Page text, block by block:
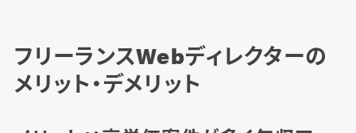
フリーランスWebディレクターの
メリット・デメリット